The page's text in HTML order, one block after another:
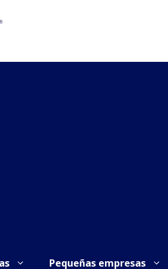
Pequeñas empresas